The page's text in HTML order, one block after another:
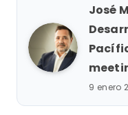
José
9 enero